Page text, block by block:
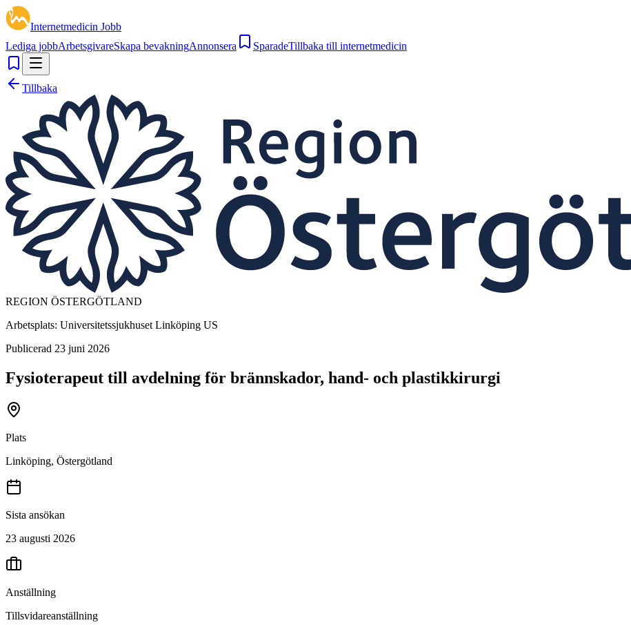
Internetmedicin Jobb
Lediga jobbArbetsgivareSkapa bevakningAnnonsera SparadeTillbaka till internetmedicin
Tillbaka
REGION ÖSTERGÖTLAND
Arbetsplats: Universitetssjukhuset Linköping US
Publicerad 23 juni 2026
Fysioterapeut till avdelning för brännskador, hand- och plastikkirurgi
Plats
Linköping, Östergötland
Sista ansökan
23 augusti 2026
Anställning
Tillsvidareanställning